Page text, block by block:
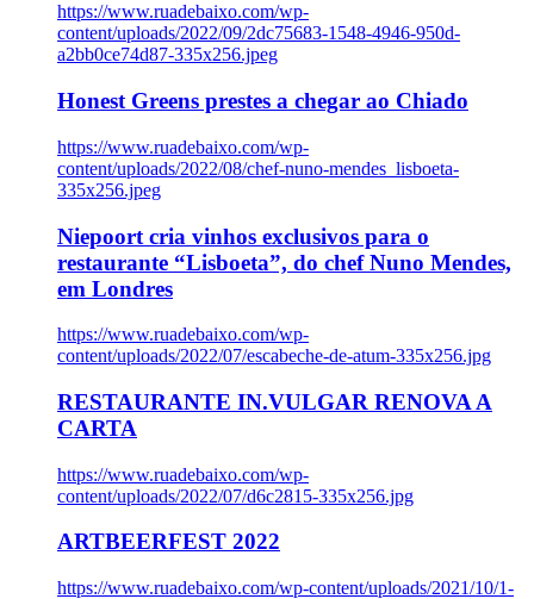
https://www.ruadebaixo.com/wp-
content/uploads/2022/09/2dc75683-1548-4946-950d-
a2bb0ce74d87-335x256.jpeg
Honest Greens prestes a chegar ao Chiado
https://www.ruadebaixo.com/wp-
content/uploads/2022/08/chef-nuno-mendes_lisboeta-
335x256.jpeg
Niepoort cria vinhos exclusivos para o
restaurante “Lisboeta”, do chef Nuno Mendes,
em Londres
https://www.ruadebaixo.com/wp-
content/uploads/2022/07/escabeche-de-atum-335x256.jpg
RESTAURANTE IN.VULGAR RENOVA A
CARTA
https://www.ruadebaixo.com/wp-
content/uploads/2022/07/d6c2815-335x256.jpg
ARTBEERFEST 2022
https://www.ruadebaixo.com/wp-content/uploads/2021/10/1-